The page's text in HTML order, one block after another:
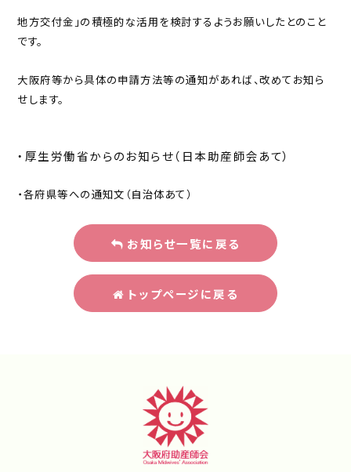
地方交付金」の積極的な活用を検討するようお願いしたとのこと
です。
大阪府等から具体の申請方法等の通知があれば、改めてお知ら
せします。
・厚生労働省からのお知らせ（日本助産師会あて）
・各府県等への通知文（自治体あて）
お知らせ一覧に戻る
トップページに戻る